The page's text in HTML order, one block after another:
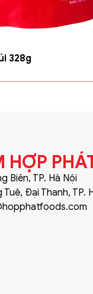
328g
HỢP
Biên, TP. Hà Nội
Đại Thanh, TP.